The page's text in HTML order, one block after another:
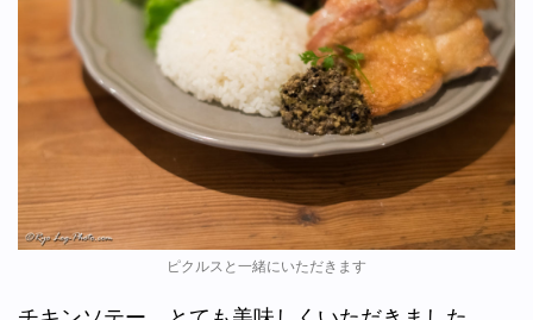
ピクルスと一緒にいただきます